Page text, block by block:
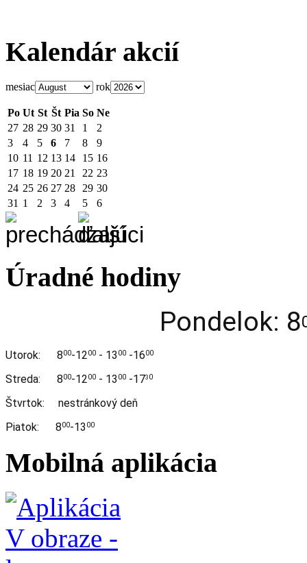
Kalendár akcií
mesiac rok
Po Ut St Št Pia So Ne
27 28 29 30 31 1
2
3
4 5 6 7 8
9
10 11 12 13 14 15 16
17 18 19 20 21 22 23
24 25 26 27 28 29 30
31 1 2 3 4 5 6
Úradné hodiny
Pondelok: 8
Utorok: 800-1200 - 13 00 -1600
Streda: 800-1200 - 13 00 -173 0
Štvrtok: nestránkový deň
Piatok: 800-13 00
Mobilná aplikácia